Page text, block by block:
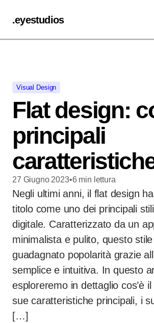
.eyestudios
Visual Design
Flat design:
principali
27 Giugno 2023•6 min lettura
Negli ultimi anni, il flat design
titolo come uno dei principali
digitale. Caratterizzato da un
minimalista e pulito, questo
guadagnato popolarità grazie
semplice e intuitiva. In questo
esploreremo in dettaglio cos’è
sue caratteristiche principali, i
[…]